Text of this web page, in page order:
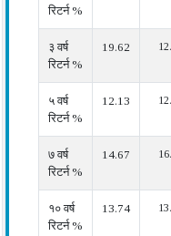
रिटर्न %
३ वर्ष
रिटर्न %
19.62
५ वर्ष
रिटर्न %
12.13
७ वर्ष
रिटर्न %
14.67
१० वर्ष
रिटर्न %
13.74